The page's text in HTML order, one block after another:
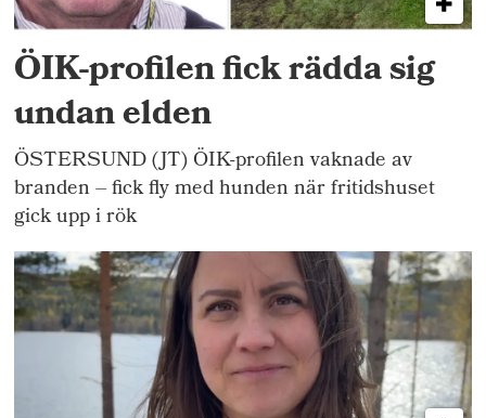
ÖIK-profilen fick rädda sig
undan elden
ÖSTERSUND (JT) ÖIK-profilen vaknade av
branden – fick fly med hunden när fritidshuset
gick upp i rök